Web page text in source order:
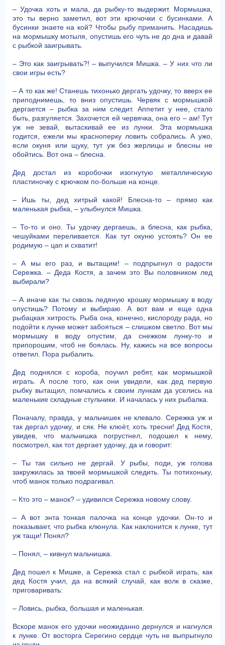
– Удочка хоть и мала, да рыбку-то выдержит. Мормышка,
это ты верно заметил, вот эти крючочки с бусинками. А
бусинки знаете на кой? Чтобы рыбу приманить. Насадишь
на мормышку мотыля, опустишь его чуть не до дна и давай
с рыбкой заигрывать.
– Это как заигрывать?! – выпучился Мишка. – У них что ли
свои игры есть?
– А то как же! Станешь тихонько дергать удочку, то вверх ее
приподнимешь, то вниз опустишь. Червяк с мормышкой
дергается – рыбка за ним следит. Аппетит у нее, стало
быть, разгуляется. Захочется ей червячка, она его – ам! Тут
уж не зевай, вытаскивай ее из лунки. Эта мормышка
годится, ежели мы красноперку ловить собрались. А ужо,
если окуня или щуку, тут уж без жерлицы и блесны не
обойтись. Вот она – блесна.
Дед достал из коробочки изогнутую металлическую
пластиночку с крючком по-больше на конце.
– Ишь ты, дед хитрый какой! Блесна-то – прямо как
маленькая рыбка, – улыбнулся Мишка.
– То-то и оно. Ты удочку дергаешь, а блесна, как рыбка,
чешуйками переливается. Как тут окуню устоять? Он ее
родимую – цап и схватит!
– А мы его раз, и вытащим! – подпрыгнул о радости
Сережка. – Деда Костя, а зачем это Вы половником лед
выбирали?
– А иначе как ты сквозь ледяную крошку мормышку в воду
опустишь? Потому и выбираю. А вот вам и еще одна
рыбацкая хитрость. Рыба она, конечно, кислороду рада, но
подойти к лунке может забояться – слишком светло. Вот мы
мормышку в воду опустим, да снежком лунку-то и
припорошим, чтоб не боялась. Ну, кажись на все вопросы
ответил. Пора рыбалить.
Дед поднялся с короба, поучил ребят, как мормышкой
играть. А после того, как они увидели, как дед первую
рыбку вытащил, помчались к своим лункам да уселись на
маленькие складные стульчики. И началась у них рыбалка.
Поначалу, правда, у мальчишек не клевало. Сережка уж и
так дергал удочку, и сяк. Не клюёт, хоть тресни! Дед Костя,
увидев, что мальчишка погрустнел, подошел к нему,
посмотрел, как тот дергает удочку, да и говорит:
– Ты так сильно не дергай. У рыбы, поди, уж голова
закружилась за твоей мормышкой следить. Ты потихоньку,
чтоб манок только подрагивал.
– Кто это – манок? – удивился Сережка новому слову.
– А вот энта тонкая палочка на конце удочки. Он-то и
показывает, что рыбка клюнула. Как наклонится к лунке, тут
уж тащи! Понял?
– Понял, – кивнул мальчишка.
Дед пошел к Мишке, а Сережка стал с рыбкой играть, как
дед Костя учил, да на всякий случай, как волк в сказке,
приговаривать:
– Ловись, рыбка, большая и маленькая.
Вскоре манок его удочки неожиданно дернулся и нагнулся
к лунке. От восторга Серегино сердце чуть не выпрыгнуло